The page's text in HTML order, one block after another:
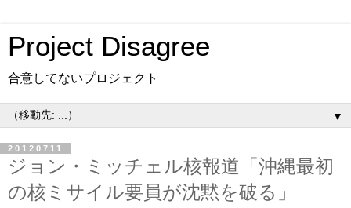
Project Disagree
合意してないプロジェクト
▼
20120711
ジョン・ミッチェル核報道「沖縄最初
の核ミサイル要員が沈黙を破る」